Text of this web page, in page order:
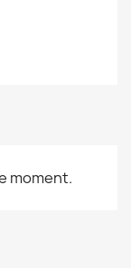
moment.